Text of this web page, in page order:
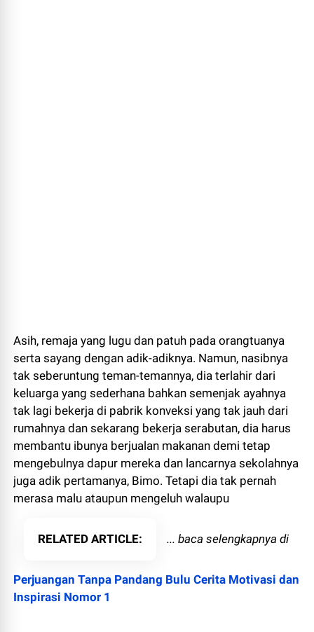
Asih, remaja yang lugu dan patuh pada orangtuanya
serta sayang dengan adik-adiknya. Namun, nasibnya
tak seberuntung teman-temannya, dia terlahir dari
keluarga yang sederhana bahkan semenjak ayahnya
tak lagi bekerja di pabrik konveksi yang tak jauh dari
rumahnya dan sekarang bekerja serabutan, dia harus
membantu ibunya berjualan makanan demi tetap
mengebulnya dapur mereka dan lancarnya sekolahnya
juga adik pertamanya, Bimo. Tetapi dia tak pernah
merasa malu ataupun mengeluh walaupu
RELATED ARTICLE ... baca selengkapnya di
Perjuangan Tanpa Pandang Bulu Cerita Motivasi dan
Inspirasi Nomor 1